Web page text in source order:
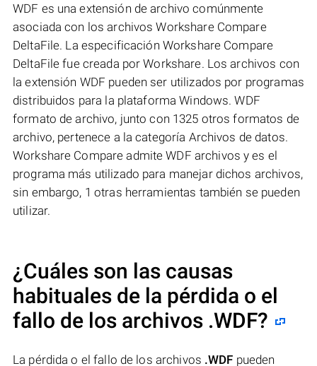
WDF es una extensión de archivo comúnmente
asociada con los archivos Workshare Compare
DeltaFile. La especificación Workshare Compare
DeltaFile fue creada por Workshare. Los archivos con
la extensión WDF pueden ser utilizados por programas
distribuidos para la plataforma Windows. WDF
formato de archivo, junto con 1325 otros formatos de
archivo, pertenece a la categoría Archivos de datos.
Workshare Compare admite WDF archivos y es el
programa más utilizado para manejar dichos archivos,
sin embargo, 1 otras herramientas también se pueden
utilizar.
¿Cuáles son las causas
habituales de la pérdida o el
fallo de los archivos .WDF?
La pérdida o el fallo de los archivos .WDF pueden